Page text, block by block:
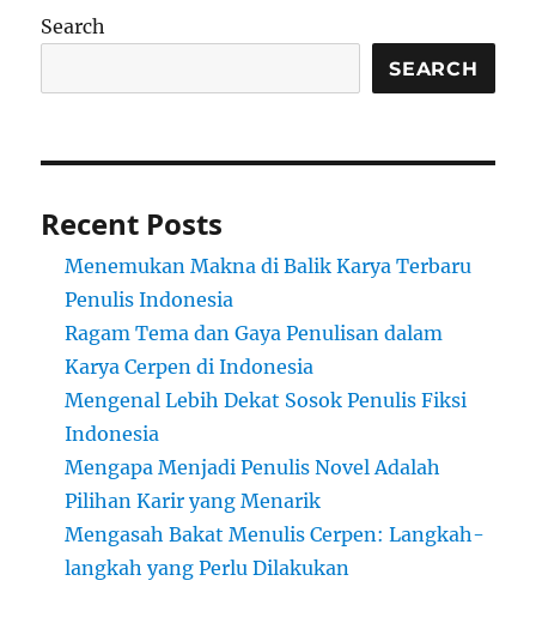
Search
SEARCH
Recent Posts
Menemukan Makna di Balik Karya Terbaru
Penulis Indonesia
Ragam Tema dan Gaya Penulisan dalam
Karya Cerpen di Indonesia
Mengenal Lebih Dekat Sosok Penulis Fiksi
Indonesia
Mengapa Menjadi Penulis Novel Adalah
Pilihan Karir yang Menarik
Mengasah Bakat Menulis Cerpen: Langkah-
langkah yang Perlu Dilakukan